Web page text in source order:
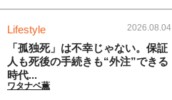
Lifestyle 2026.08.04
「孤独死」は不幸じゃない。保証
人も死後の手続きも“外注”できる
時代...
ワタナベ薫